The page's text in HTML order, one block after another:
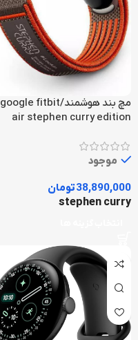
مچ بند هوشمند/google fitbit
air stephen curry edition
موجود
38,890,000تومان
stephen curry